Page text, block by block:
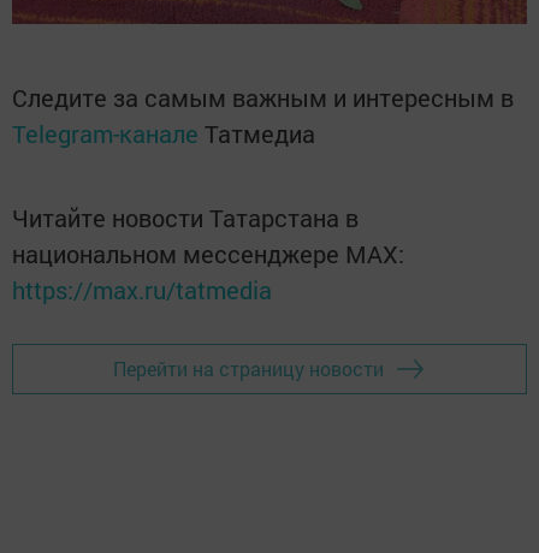
Следите за самым важным и интересным в
Telegram-канале Татмедиа
Читайте новости Татарстана в
национальном мессенджере MАХ:
https://max.ru/tatmedia
Перейти на страницу новости